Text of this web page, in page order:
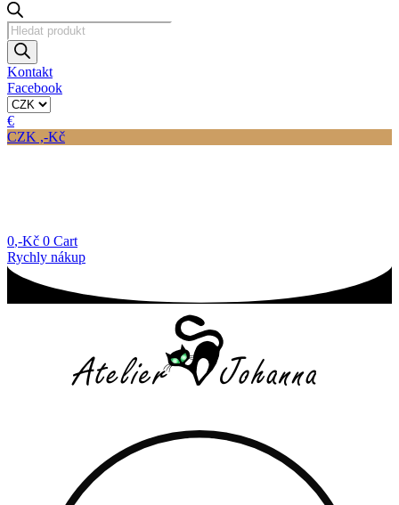
Products
search
Kontakt
Facebook
€
CZK ,-Kč
0,-Kč 0 Cart
Rychly nákup